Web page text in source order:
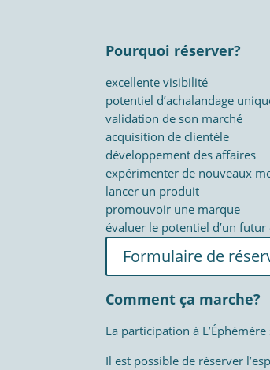
Pourquoi réserver?
excellente visibilité
potentiel d’achalandage
validation de son marché
acquisition de clientèle
développement des affaires
expérimenter de nouveaux
lancer un produit
promouvoir une marque
évaluer le potentiel d’un
Formulaire de
Comment ça marche?
La participation à
Il est possible de réserver